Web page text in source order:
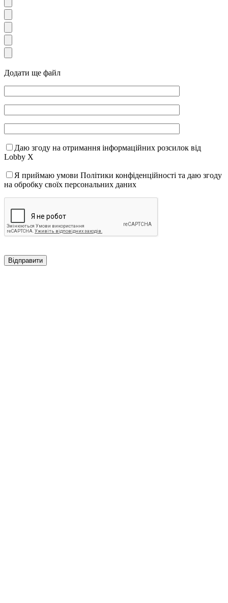
Додати ще файл
Даю згоду на отримання інформаційних розсилок від
Lobby X
Я приймаю умови Політики конфіденційності та даю згоду
на обробку своїх персональних даних